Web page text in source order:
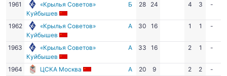
1961
«Крылья Советов»
Куйбышев
Б 28 24 4 3 -
1962
«Крылья Советов»
Куйбышев
А 30 16 1 1 -
1963
«Крылья Советов»
Куйбышев
А 33 16 2 1 -
1964 ЦСКА Москва А 20 9 2 2 -